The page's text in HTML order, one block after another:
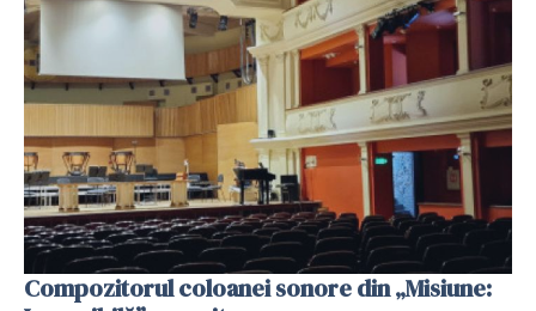
Compozitorul coloanei sonore din „Misiune: